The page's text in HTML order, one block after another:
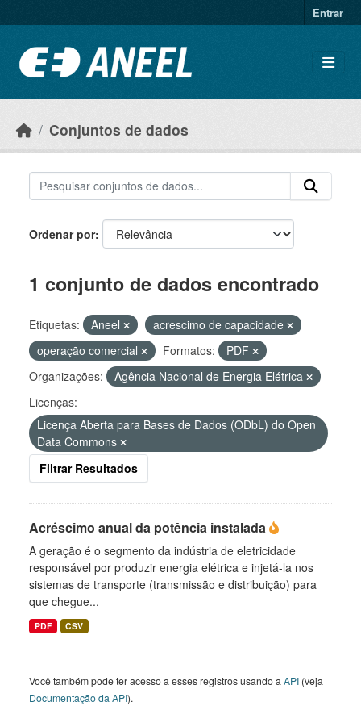
Entrar
Conjuntos de dados
Ordenar por
1 conjunto de dados encontrado
Etiquetas: Aneel
acrescimo de capacidade
operação comercial
Formatos:
PDF
Organizações:
Agência Nacional de Energia Elétrica
Licenças:
Licença Aberta para Bases de Dados (ODbL) do Open
Data Commons
Filtrar Resultados
Acréscimo anual da potência instalada
A geração é o segmento da indústria de eletricidade
responsável por produzir energia elétrica e injetá-la nos
sistemas de transporte (transmissão e distribuição) para
que chegue...
PDF CSV
Você também pode ter acesso a esses registros usando a API (veja
Documentação da API).